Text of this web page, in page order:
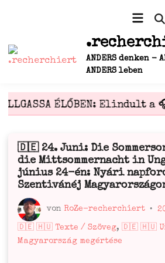
ANDERS denken -
ANDERS leben
ÉLŐBEN: Elindult a
Veröffentlicht
in
🇩🇪 24. Juni: Die
die Mittsommernacht in
június 24-én: Nyári
Szentivánéj
von RoZe-recherchiert •
Veröffentlicht
in
🇩🇪 🇭🇺 Texte / Szöveg, 🇩🇪 🇭🇺
Magyarország megértése